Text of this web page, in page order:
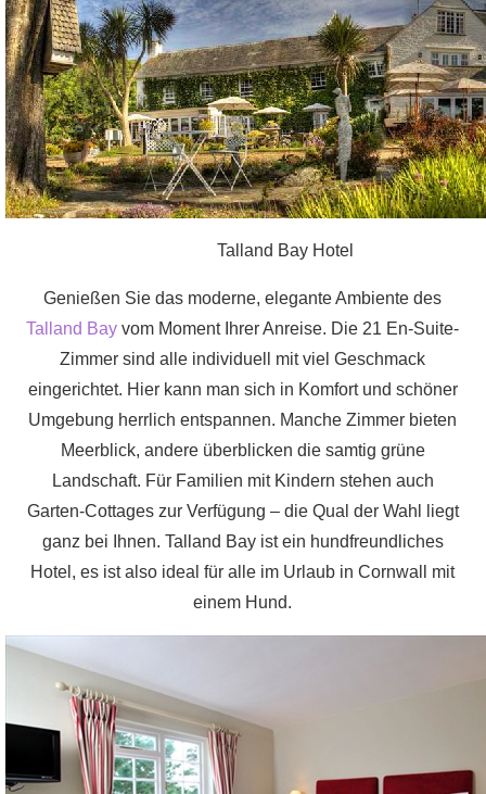
zu
wahrlich
britischer
Kultur
steht.
Talland Bay Hotel
Genießen Sie das moderne, elegante Ambiente des
Talland Bay vom Moment Ihrer Anreise. Die 21 En-Suite-
Zimmer sind alle individuell mit viel Geschmack
eingerichtet. Hier kann man sich in Komfort und schöner
Umgebung herrlich entspannen. Manche Zimmer bieten
Meerblick, andere überblicken die samtig grüne
Landschaft. Für Familien mit Kindern stehen auch
Garten-Cottages zur Verfügung – die Qual der Wahl liegt
ganz bei Ihnen. Talland Bay ist ein hundfreundliches
Hotel, es ist also ideal für alle im Urlaub in Cornwall mit
einem Hund.